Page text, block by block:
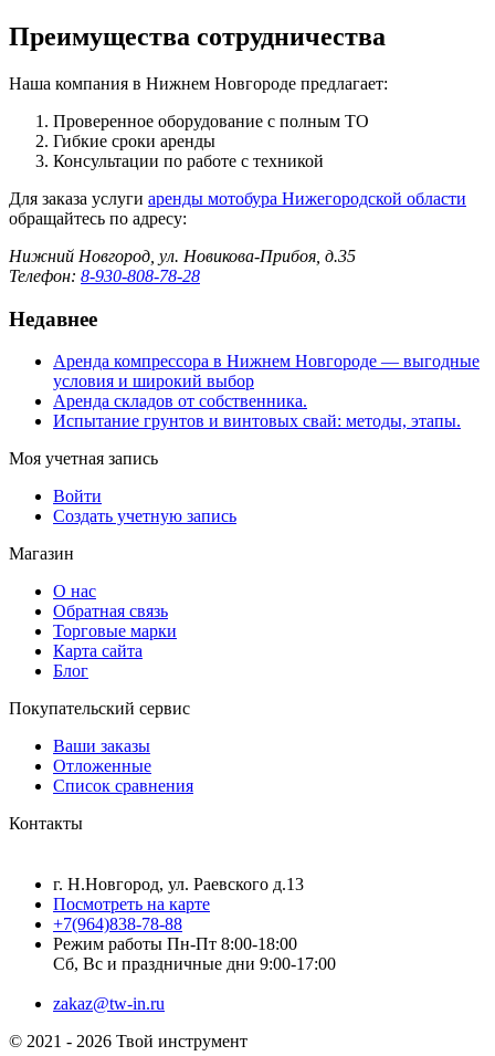
Преимущества сотрудничества
Наша компания в Нижнем Новгороде предлагает:
Проверенное оборудование с полным ТО
Гибкие сроки аренды
Консультации по работе с техникой
Для заказа услуги аренды мотобура Нижегородской области
обращайтесь по адресу:
Нижний Новгород, ул. Новикова-Прибоя, д.35
Телефон: 8-930-808-78-28
Недавнее
Аренда компрессора в Нижнем Новгороде — выгодные
условия и широкий выбор
Аренда складов от собственника.
Испытание грунтов и винтовых свай: методы, этапы.
Моя учетная запись
Войти
Создать учетную запись
Магазин
О нас
Обратная связь
Торговые марки
Карта сайта
Блог
Покупательский сервис
Ваши заказы
Отложенные
Список сравнения
Контакты
г. Н.Новгород, ул. Раевского д.13
Посмотреть на карте
+7(964)838-78-88
Режим работы Пн-Пт 8:00-18:00
Сб, Вс и праздничные дни 9:00-17:00
zakaz@tw-in.ru
© 2021 - 2026 Твой инструмент